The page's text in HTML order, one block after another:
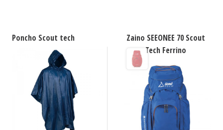
Le
possono
essere
scelte
nella
pagina
del
Le
opzioni
essere
scelte
nella
pagina
Poncho Scout tech
Zaino SEEONEE 70 Scout
Tech Ferrino